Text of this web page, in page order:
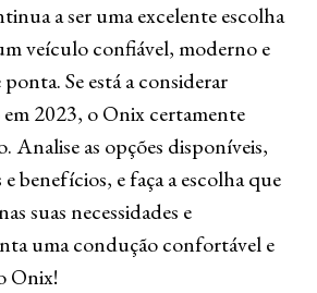
a ser uma excelente escolha
veículo confiável, moderno e
Se está a considerar
2023, o Onix certamente
Analise as opções disponíveis,
benefícios, e faça a escolha que
suas necessidades e
uma condução confortável e
Onix!